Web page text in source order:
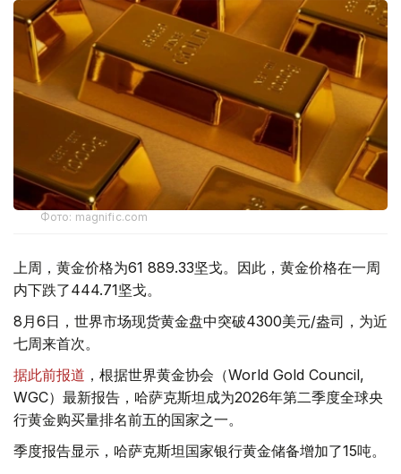
Фото: magnific.com
上周，黄金价格为61 889.33坚戈。因此，黄金价格在一周
内下跌了444.71坚戈。
8月6日，世界市场现货黄金盘中突破4300美元/盎司，为近
七周来首次。
据此前报道 ，根据世界黄金协会（World Gold Council,
WGC）最新报告，哈萨克斯坦成为2026年第二季度全球央
行黄金购买量排名前五的国家之一。
季度报告显示，哈萨克斯坦国家银行黄金储备增加了15吨。